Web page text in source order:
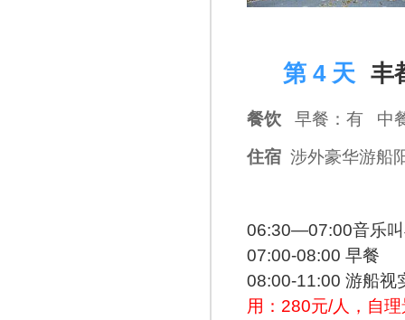
第 4 天 丰
餐饮
早餐：有 中
住宿 涉外豪华游船
06:30—07:00音乐
07:00-08:00 早餐
08:00-11:00 游船
用：280元/人，自